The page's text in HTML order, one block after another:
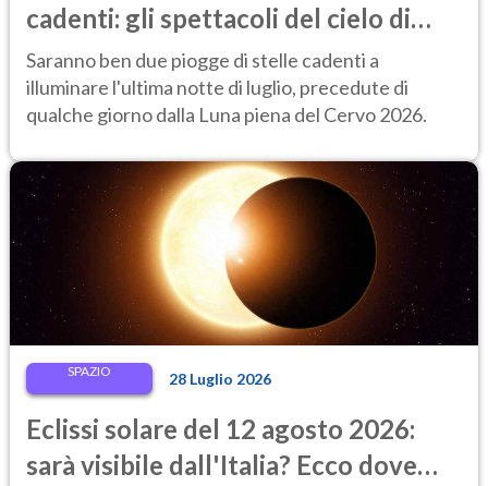
cadenti: gli spettacoli del cielo di
fine luglio 2026 da non perdere
Saranno ben due piogge di stelle cadenti a
illuminare l'ultima notte di luglio, precedute di
qualche giorno dalla Luna piena del Cervo 2026.
SPAZIO 28 Luglio 2026
Eclissi solare del 12 agosto 2026:
sarà visibile dall'Italia? Ecco dove